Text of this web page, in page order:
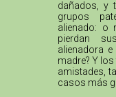
dañados, y
grupos
alienado: o
pierdan
alienadora
madre? Y
amistades,
casos más